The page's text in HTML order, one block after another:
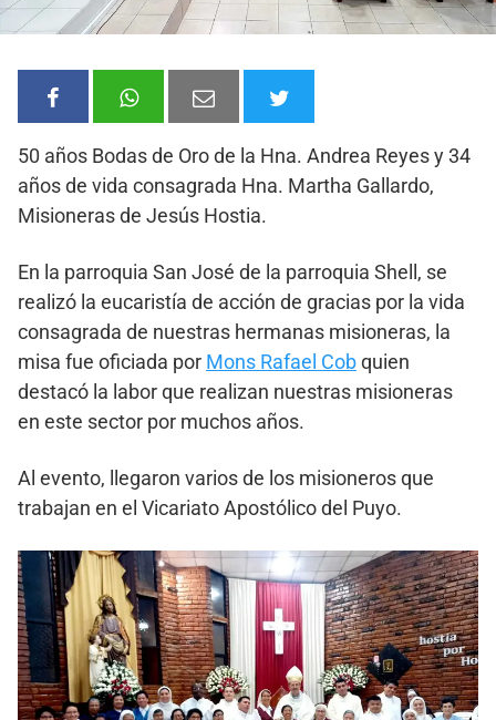
50 años Bodas de Oro de la Hna. Andrea Reyes y 34
años de vida consagrada Hna. Martha Gallardo,
Misioneras de Jesús Hostia.
En la parroquia San José de la parroquia Shell, se
realizó la eucaristía de acción de gracias por la vida
consagrada de nuestras hermanas misioneras, la
misa fue oficiada por Mons Rafael Cobquien
destacó la labor que realizan nuestras misioneras
en este sector por muchos años.
Al evento, llegaron varios de los misioneros que
trabajan en el Vicariato Apostólico del Puyo.